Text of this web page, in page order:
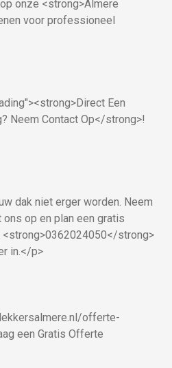
onze <strong>Almere
voor professioneel
Een
Neem Contact Op</strong>!
dak niet erger worden. Neem
op en plan een gratis
strong>
in.</p>
offerte-
een Gratis Offerte